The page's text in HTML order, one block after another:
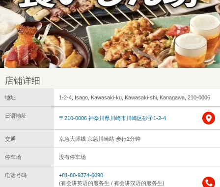
店铺详细
地址 1-2-4, Isago, Kawasaki-ku, Kawasaki-shi, Kanagawa, 210-0006
日语地址 〒210-0006 神奈川県川崎市川崎区砂子1-2-4
交通 京急大师线 京急川崎站 步行2分钟
停车场 没有停车场
电话号码
+81-80-9374-6090
(有会讲英语的服务生 / 有会讲汉语的服务生)